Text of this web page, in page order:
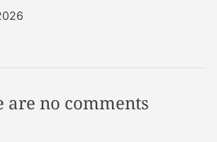
are no comments